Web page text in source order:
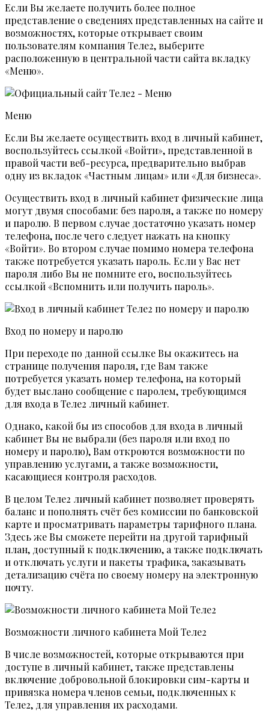
Если Вы желаете получить более полное
представление о сведениях представленных на сайте и
возможностях, которые открывает своим
пользователям компания Теле2, выберите
расположенную в центральной части сайта вкладку
«Меню».
Меню
Если Вы желаете осуществить вход в личный кабинет,
воспользуйтесь ссылкой «Войти», представленной в
правой части веб-ресурса, предварительно выбрав
одну из вкладок «Частным лицам» или «Для бизнеса».
Осуществить вход в личный кабинет физические лица
могут двумя способами: без пароля, а также по номеру
и паролю. В первом случае достаточно указать номер
телефона, после чего следует нажать на кнопку
«Войти». Во втором случае помимо номера телефона
также потребуется указать пароль. Если у Вас нет
пароля либо Вы не помните его, воспользуйтесь
ссылкой «Вспомнить или получить пароль».
Вход по номеру и паролю
При переходе по данной ссылке Вы окажитесь на
странице получения пароля, где Вам также
потребуется указать номер телефона, на который
будет выслано сообщение с паролем, требующимся
для входа в Теле2 личный кабинет.
Однако, какой бы из способов для входа в личный
кабинет Вы не выбрали (без пароля или вход по
номеру и паролю), Вам откроются возможности по
управлению услугами, а также возможности,
касающиеся контроля расходов.
В целом Теле2 личный кабинет позволяет проверять
баланс и пополнять счёт без комиссии по банковской
карте и просматривать параметры тарифного плана.
Здесь же Вы сможете перейти на другой тарифный
план, доступный к подключению, а также подключать
и отключать услуги и пакеты трафика, заказывать
детализацию счёта по своему номеру на электронную
почту.
Возможности личного кабинета Мой Теле2
В числе возможностей, которые открываются при
доступе в личный кабинет, также представлены
включение добровольной блокировки сим-карты и
привязка номера членов семьи, подключенных к
Теле2, для управления их расходами.